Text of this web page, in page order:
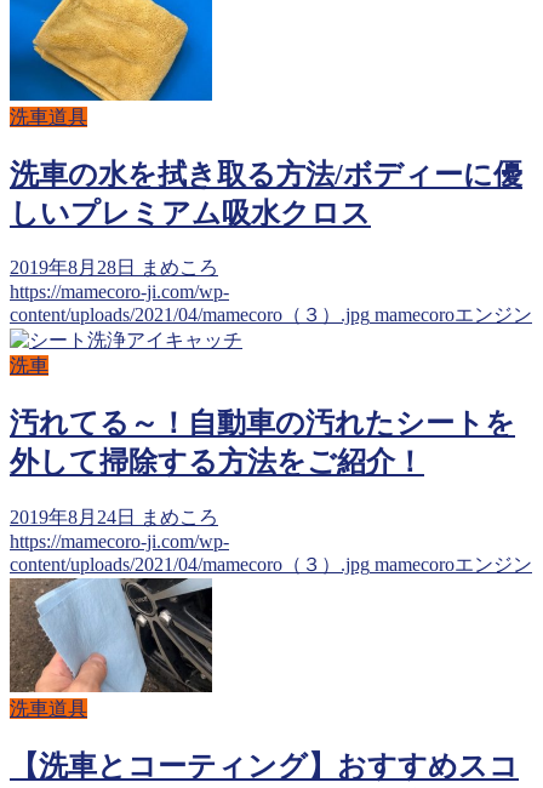
洗車道具
洗車の水を拭き取る方法/ボディーに優
しいプレミアム吸水クロス
2019年8月28日
まめころ
https://mamecoro-ji.com/wp-
content/uploads/2021/04/mamecoro（３）.jpg mamecoroエンジン
洗車
汚れてる～！自動車の汚れたシートを
外して掃除する方法をご紹介！
2019年8月24日
まめころ
https://mamecoro-ji.com/wp-
content/uploads/2021/04/mamecoro（３）.jpg mamecoroエンジン
洗車道具
【洗車とコーティング】おすすめスコ